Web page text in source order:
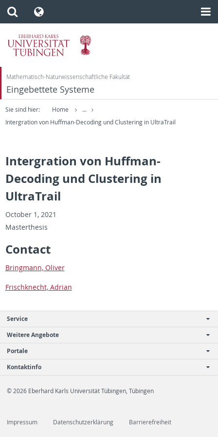
Mathematisch-Naturwissenschaftliche Fakultät
Eingebettete Systeme
Sie sind hier: Home
...
Intergration von Huffman-Decoding und Clustering in UltraTrail
Intergration von Huffman-
Decoding und Clustering in
UltraTrail
Oc­to­ber 1, 2021
Mas­terthe­sis
Con­tact
Bring­mann, Oliver
Frischknecht, Adrian
Service
Weitere Angebote
Portale
Kontaktinfo
© 2026 Eberhard Karls Universität Tübingen, Tübingen
Impressum Datenschutzerklärung Barrierefreiheit